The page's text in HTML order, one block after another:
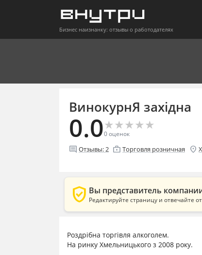
Бизнес наизнанку: отзывы о работодателях
ВинокурнЯ західна
0.0★
★★
★★
★★
★★
★
0оценок
comment Отзывы:2 enterprise Торговля розничная location_on
verified_user Вы представитель
Редактируйте страницу и отвечайте
Роздрібна торгівля алкоголем.
На ринку Хмельницького з 2008 року.